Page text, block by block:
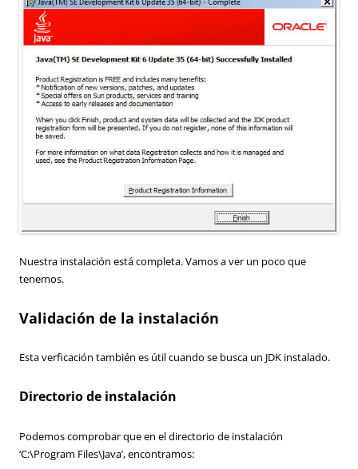
Nuestra instalación está completa. Vamos a ver un poco que
tenemos.
Validación de la instalación
Esta verficación también es útil cuando se busca un JDK instalado.
Directorio de instalación
Podemos comprobar que en el directorio de instalación
‘C:\Program Files\Java’, encontramos: